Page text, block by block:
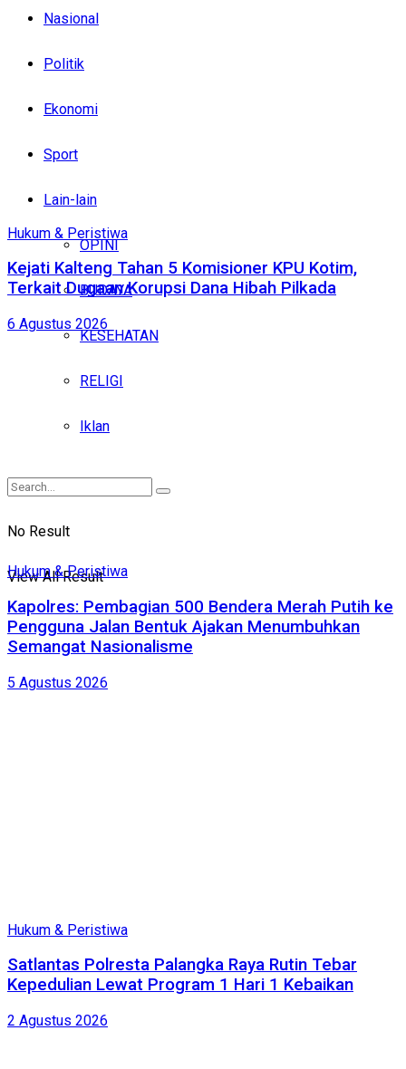
Nasional
Politik
Ekonomi
Sport
Lain-lain
OPINI
BUDAYA
KESEHATAN
RELIGI
Iklan
No Result
View All Result
Hukum & Peristiwa
Kejati Kalteng Tahan 5 Komisioner KPU Kotim,
Terkait Dugaan Korupsi Dana Hibah Pilkada
6 Agustus 2026
Hukum & Peristiwa
Kapolres: Pembagian 500 Bendera Merah Putih ke
Pengguna Jalan Bentuk Ajakan Menumbuhkan
Semangat Nasionalisme
5 Agustus 2026
Hukum & Peristiwa
Satlantas Polresta Palangka Raya Rutin Tebar
Kepedulian Lewat Program 1 Hari 1 Kebaikan
2 Agustus 2026